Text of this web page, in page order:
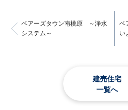
ベアーズタウン南桃原 ～浄水
システム～
ベ
い
建売住宅
一覧へ